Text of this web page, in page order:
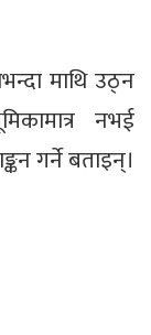
माथि उठ्न
नभई
गर्ने बताइन्।